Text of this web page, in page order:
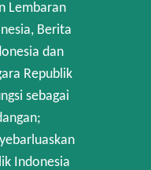
Lembaran
Berita
dan
Republik
sebagai
Indonesia